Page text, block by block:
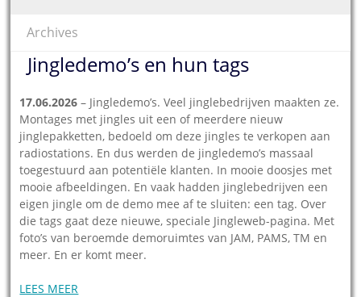
Archives
Jingledemo’s en hun tags
17.06.2026 – Jingledemo’s. Veel jinglebedrijven maakten ze.
Montages met jingles uit een of meerdere nieuw
jinglepakketten, bedoeld om deze jingles te verkopen aan
radiostations. En dus werden de jingledemo’s massaal
toegestuurd aan potentiële klanten. In mooie doosjes met
mooie afbeeldingen. En vaak hadden jinglebedrijven een
eigen jingle om de demo mee af te sluiten: een tag. Over
die tags gaat deze nieuwe, speciale Jingleweb-pagina. Met
foto’s van beroemde demoruimtes van JAM, PAMS, TM en
meer. En er komt meer.
LEES MEER